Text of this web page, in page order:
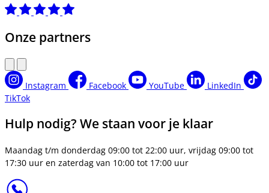
Onze partners
Instagram Facebook YouTube
LinkedIn
TikTok
Hulp nodig? We staan voor je klaar
Maandag t/m donderdag 09:00 tot 22:00 uur, vrijdag 09:00 tot
17:30 uur en zaterdag van 10:00 tot 17:00 uur